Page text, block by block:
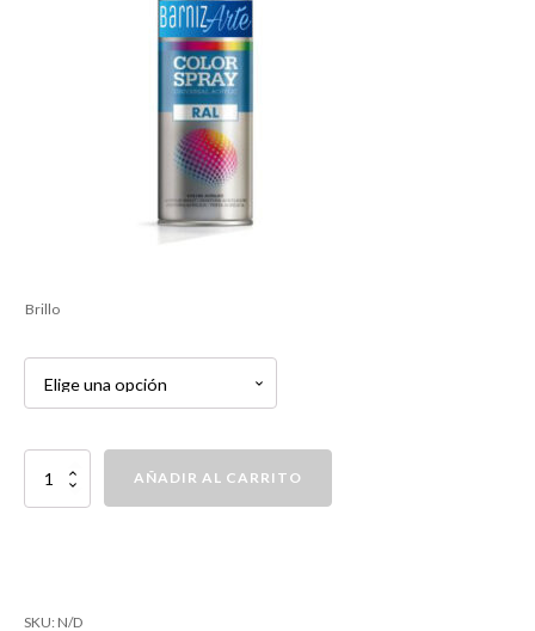
Brillo
PINTURA
AÑADIR AL CARRITO
SKU: N/D